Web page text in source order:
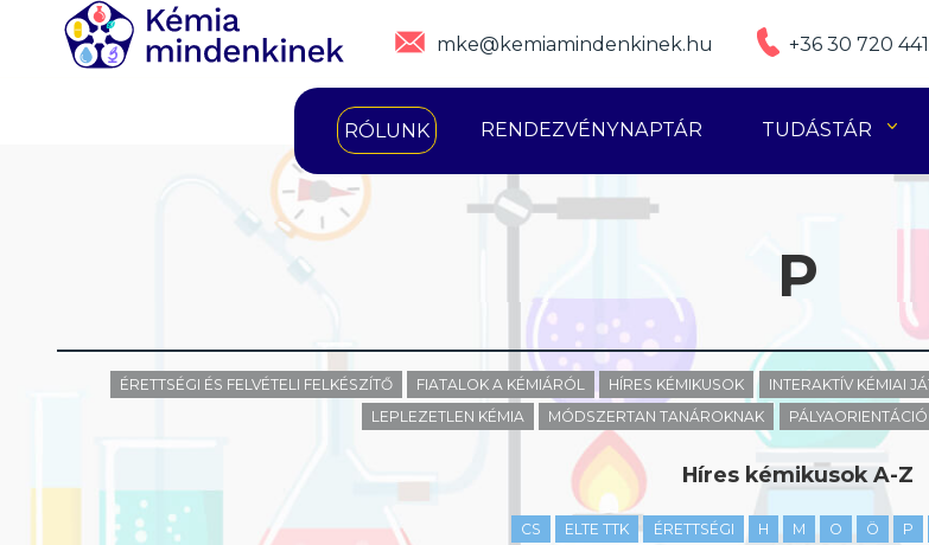
mke@kemiamindenkinek.hu +36 30 720
RÓLUNK RENDEZVÉNYNAPTÁR TUDÁSTÁR
P
ÉRETTSÉGI ÉS FELVÉTELI FELKÉSZÍTŐ FIATALOK A KÉMIÁRÓL HÍRES KÉMIKUSOK INTERAKTÍV KÉMIAI
LEPLEZETLEN KÉMIA
MÓDSZERTAN TANÁROKNAK PÁLYAORIENTÁCIÓ
Híres kémikusok A-Z
CS ELTE TTK ÉRETTSÉGI H M O Ö P